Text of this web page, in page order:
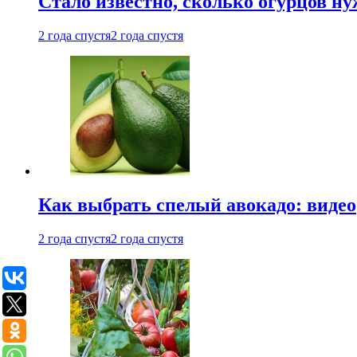
2 года спустя2 года спустя
Как выбрать спелый авокадо: видео
2 года спустя2 года спустя